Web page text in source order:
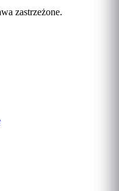
zastrzeżone.